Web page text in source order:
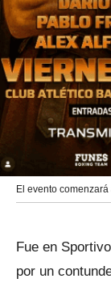
El evento
Fue en
por un